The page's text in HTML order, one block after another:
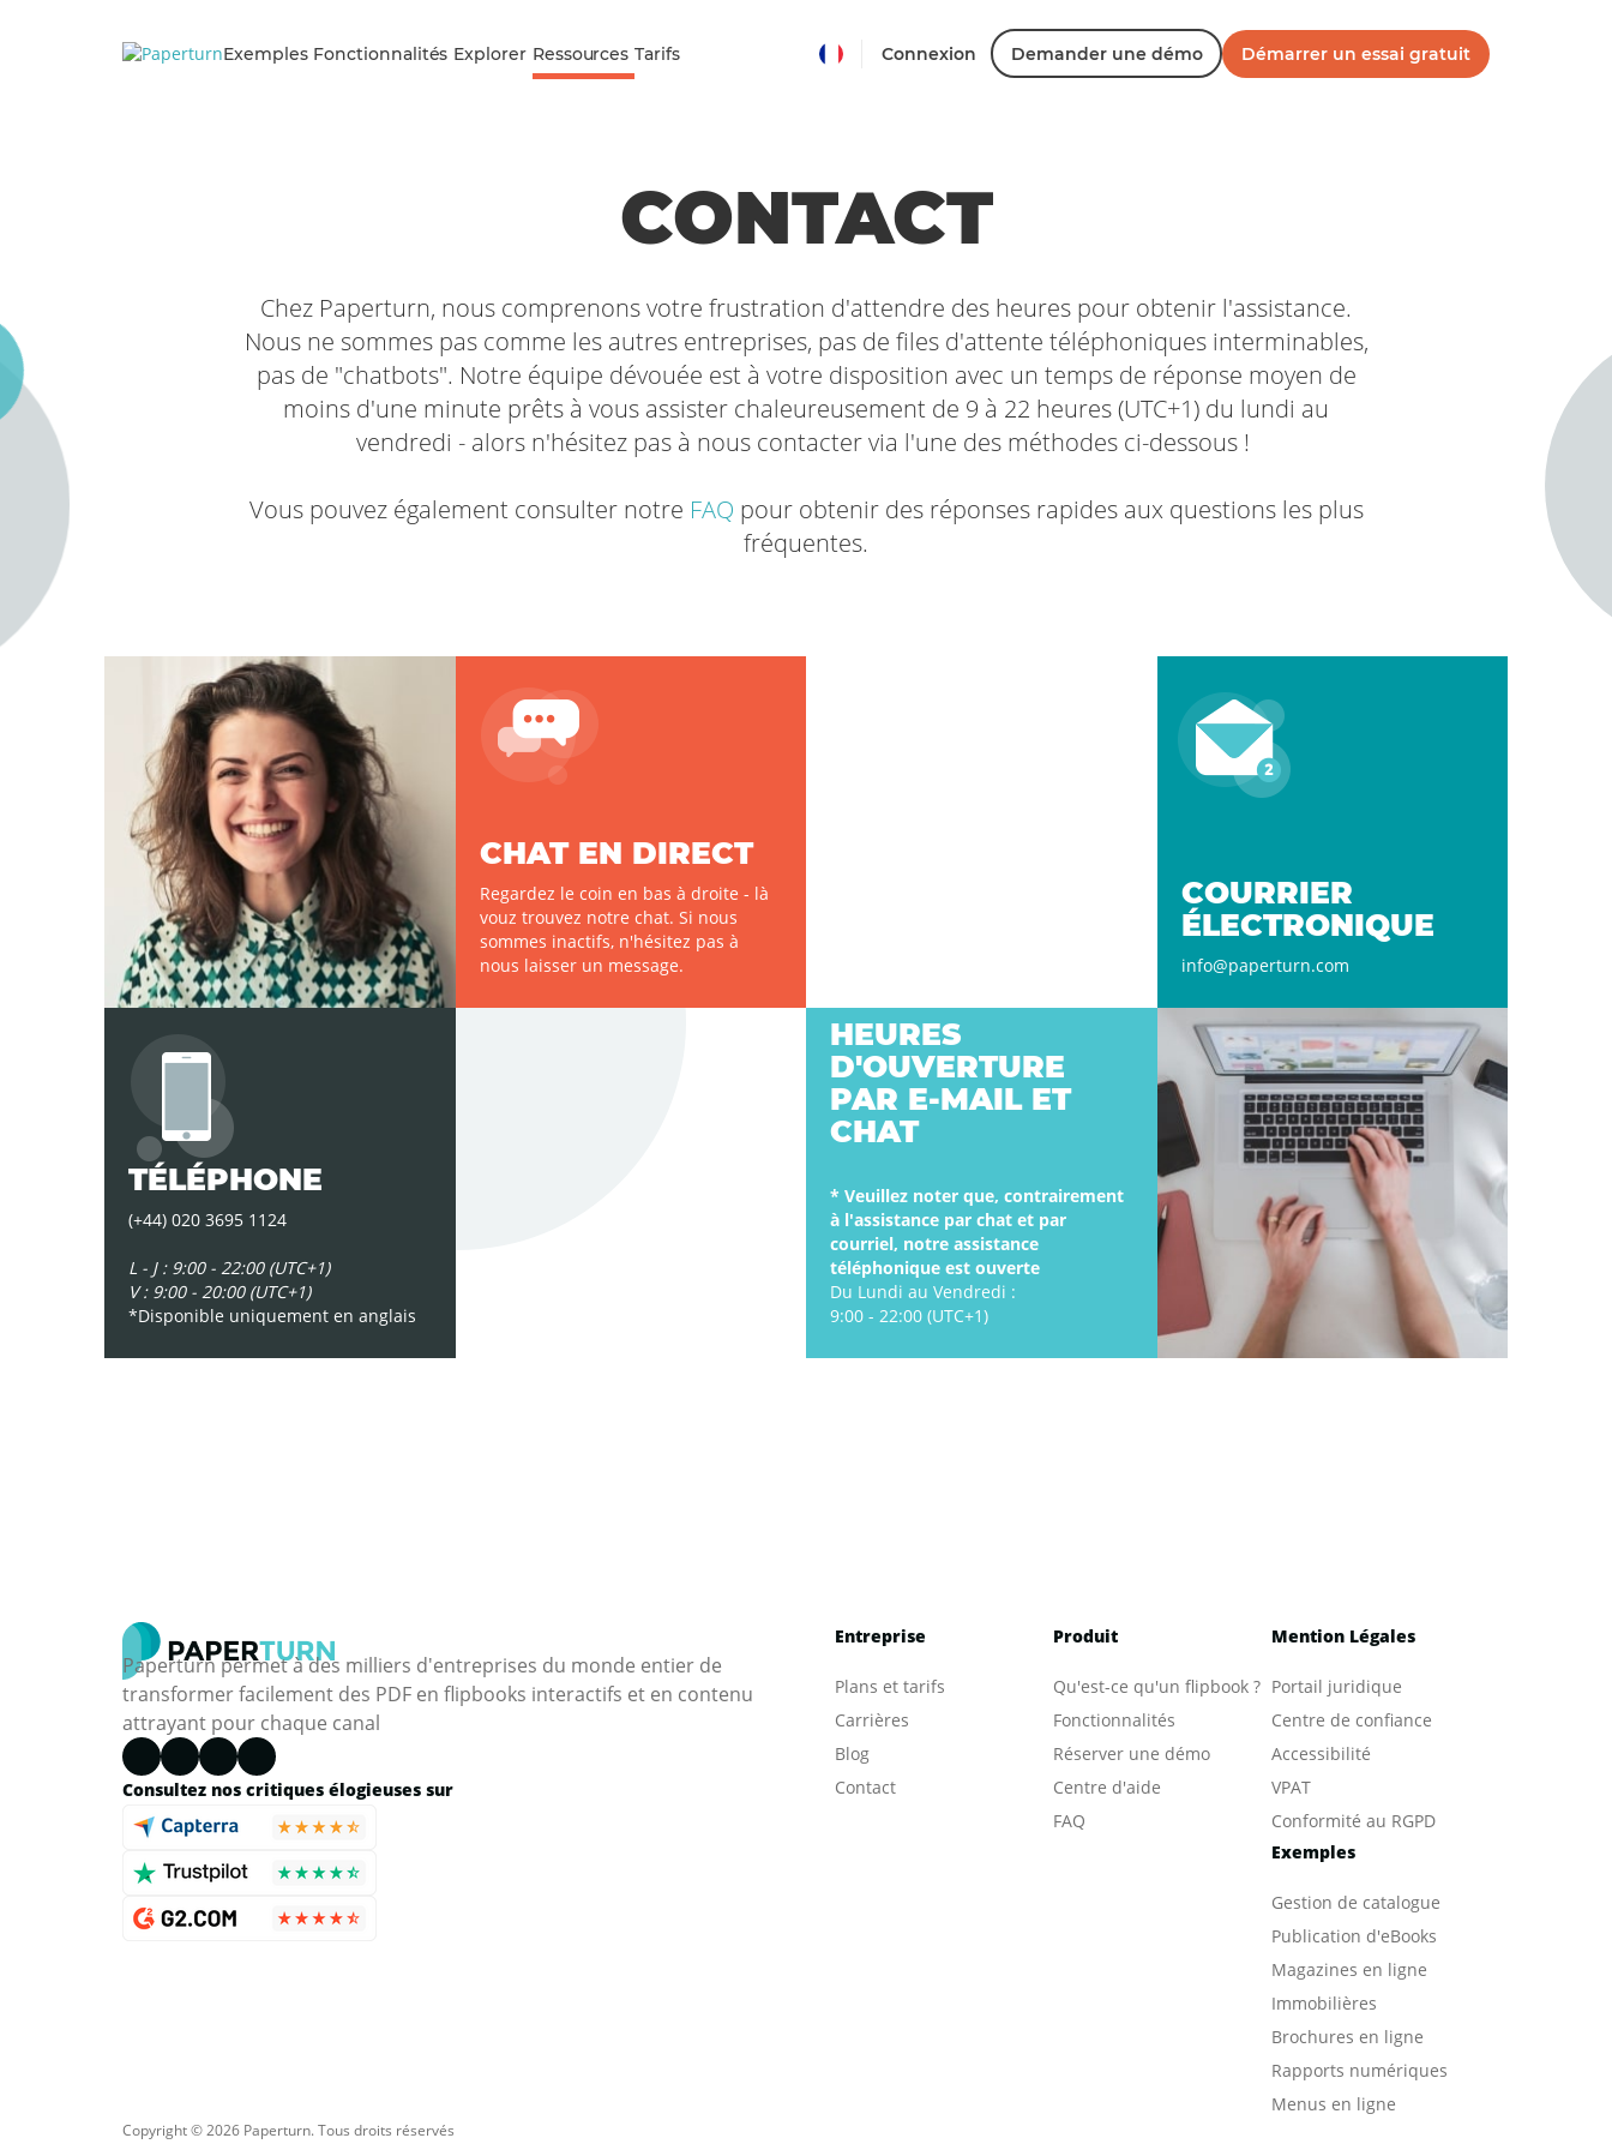
Exemples Fonctionnalités Explorer Ressources Tarifs Connexion Demander une démo Démarrer un essai gratuit
CONTACT
Chez Paperturn, nous comprenons votre frustration d'attendre des heures pour obtenir l'assistance.
Nous ne sommes pas comme les autres entreprises, pas de files d'attente téléphoniques interminables,
pas de "chatbots". Notre équipe dévouée est à votre disposition avec un temps de réponse moyen de
moins d'une minute prêts à vous assister chaleureusement de 9 à 22 heures (UTC+1) du lundi au
vendredi - alors n'hésitez pas à nous contacter via l'une des méthodes ci-dessous !
Vous pouvez également consulter notre FAQ pour obtenir des réponses rapides aux questions les plus
fréquentes.
CHAT EN DIRECT
Regardez le coin en bas à droite - là
vouz trouvez notre chat. Si nous
sommes inactifs, n'hésitez pas à
nous laisser un message.
COURRIER
ÉLECTRONIQUE
info@paperturn.com
TÉLÉPHONE
(+44) 020 3695 1124
L - J : 9:00 - 22:00 (UTC+1)
V : 9:00 - 20:00(UTC+1)
*Disponible uniquement en anglais
HEURES
D'OUVERTURE
PAR E-MAIL ET
CHAT
* Veuillez noter que, contrairement
à l'assistance par chat et par
courriel, notre assistance
téléphonique est ouverte
Du Lundi au Vendredi :
9:00 - 22:00 (UTC+1)
Paperturn permet à des milliers d'entreprises du monde entier de
transformer facilement des PDF en flipbooks interactifs et en contenu
attrayant pour chaque canal
Consultez nos critiques élogieuses sur
Entreprise
Plans et tarifs
Carrières
Blog
Contact
Produit
Qu'est-ce qu'un flipbook ?
Fonctionnalités
Réserver une démo
Centre d'aide
FAQ
Mention Légales
Portail juridique
Centre de confiance
Accessibilité
VPAT
Conformité au RGPD
Exemples
Gestion de catalogue
Publication d'eBooks
Magazines en ligne
Immobilières
Brochures en ligne
Rapports numériques
Menus en ligne
Copyright © 2026 Paperturn. Tous droits réservés